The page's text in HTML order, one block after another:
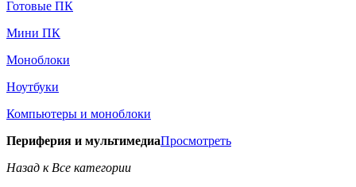
Готовые ПК
Мини ПК
Моноблоки
Ноутбуки
Компьютеры и моноблоки
Периферия и мультимедиаПросмотреть
Назад к Все категории